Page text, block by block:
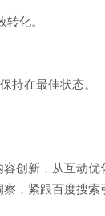
化。
持在最佳状态。
创新，从互动
，紧跟百度搜